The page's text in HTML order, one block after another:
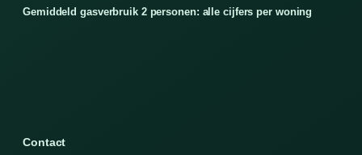
Gemiddeld gasverbruik 2 personen: alle cijfers per woning
Contact